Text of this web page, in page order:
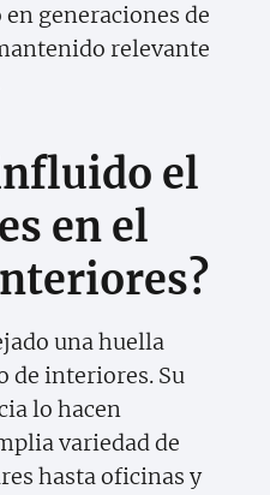
generaciones de
relevante
el
en el
una huella
de interiores. Su
lo hacen
variedad de
hasta oficinas y